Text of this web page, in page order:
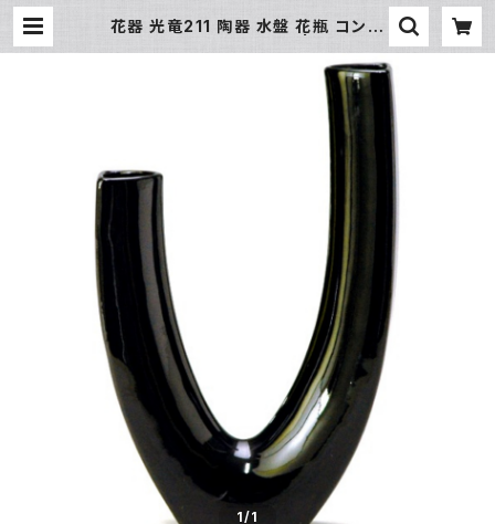
花器 光竜211 陶器 水盤 花瓶 コンポ
1/1